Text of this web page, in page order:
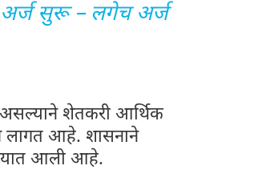
अर्ज सुरू – लगेच अर्ज
असल्याने शेतकरी आर्थिक
लागत आहे. शासनाने
आली आहे.